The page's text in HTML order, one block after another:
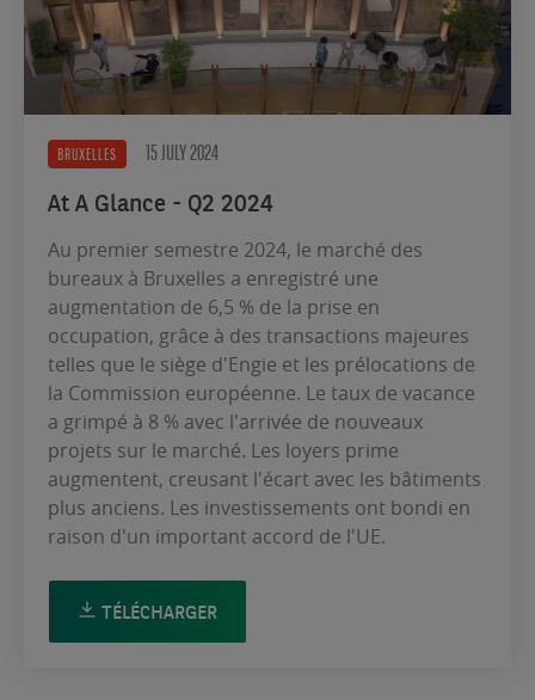
BRUXELLES 15 JULY 2024
At A Glance - Q2 2024
Au premier semestre 2024, le marché des
bureaux à Bruxelles a enregistré une
augmentation de 6,5 % de la prise en
occupation, grâce à des transactions majeures
telles que le siège d'Engie et les prélocations de
la Commission européenne. Le taux de vacance
a grimpé à 8 % avec l'arrivée de nouveaux
projets sur le marché. Les loyers prime
augmentent, creusant l'écart avec les bâtiments
plus anciens. Les investissements ont bondi en
raison d'un important accord de l'UE.
TÉLÉCHARGER